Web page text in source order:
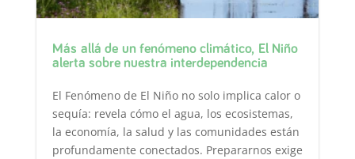
Más allá de un fenómeno climático, El Niño
alerta sobre nuestra interdependencia
El Fenómeno de El Niño no solo implica calor o
sequía: revela cómo el agua, los ecosistemas,
la economía, la salud y las comunidades están
profundamente conectados. Prepararnos exige